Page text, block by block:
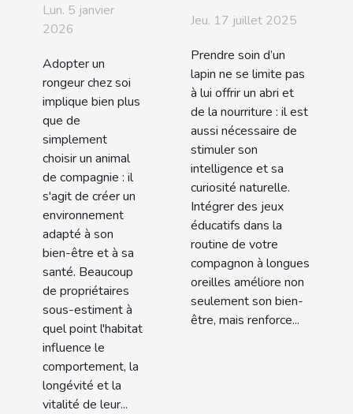
habitat
rongeurs
?
Lun. 5 janvier
2026
Adopter un
rongeur chez soi
implique bien plus
que de
simplement
choisir un animal
de compagnie : il
s'agit de créer un
environnement
adapté à son
bien-être et à sa
santé. Beaucoup
de propriétaires
sous-estiment à
quel point l'habitat
influence le
comportement, la
longévité et la
vitalité de leur...
éducatifs
dans la
routine
quotidienne
de votre
lapin ?
Jeu. 17 juillet 2025
Prendre soin d’un
lapin ne se limite pas
à lui offrir un abri et
de la nourriture : il est
aussi nécessaire de
stimuler son
intelligence et sa
curiosité naturelle.
Intégrer des jeux
éducatifs dans la
routine de votre
compagnon à longues
oreilles améliore non
seulement son bien-
être, mais renforce...